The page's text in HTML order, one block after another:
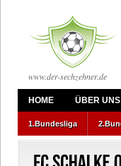
www.der-sechzehner.de
HOME ÜBER UNS
1.Bundesliga